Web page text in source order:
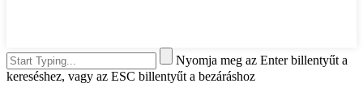
Nyomja meg az Enter billentyűt a
kereséshez, vagy az ESC billentyűt a bezáráshoz